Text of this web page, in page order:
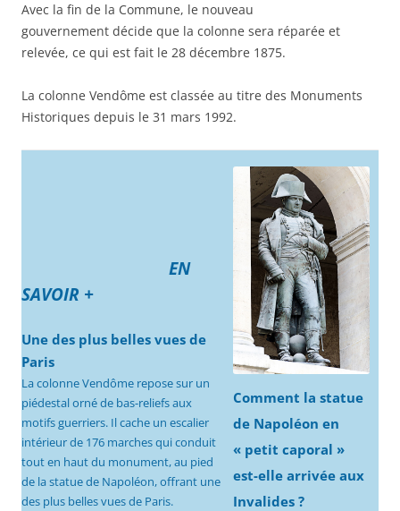
Avec la fin de la Commune, le nouveau
gouvernement décide que la colonne sera réparée et
relevée, ce qui est fait le 28 décembre 1875.
La colonne Vendôme est classée au titre des Monuments
Historiques depuis le 31 mars 1992.
EN
SAVOIR +
Une des plus belles vues de
Paris
La colonne Vendôme repose sur un
piédestal orné de bas-reliefs aux
motifs guerriers. Il cache un escalier
intérieur de 176 marches qui conduit
tout en haut du monument, au pied
de la statue de Napoléon, offrant une
des plus belles vues de Paris.
Comment la statue
de Napoléon en
« petit caporal »
est-elle arrivée aux
Invalides ?